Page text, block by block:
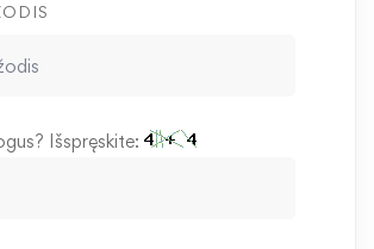
Išspręskite: